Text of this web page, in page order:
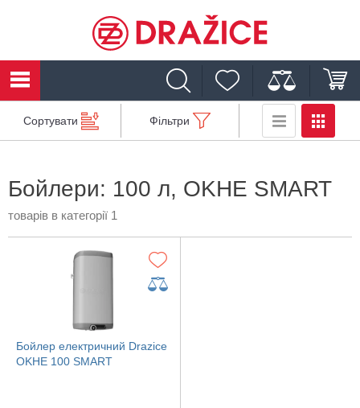
Сортувати Фільтри
Бойлери: 100 л, OKHE SMART
товарів в категорії 1
Бойлер електричний Drazice
OKHE 100 SMART